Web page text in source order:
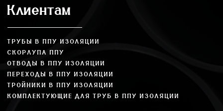
Клиентам
ТРУБЫ В ППУ ИЗОЛЯЦИИ
СКОРЛУПА ППУ
ОТВОДЫ В ППУ ИЗОЛЯЦИИ
ПЕРЕХОДЫ В ППУ ИЗОЛЯЦИИ
ТРОЙНИКИ В ППУ ИЗОЛЯЦИИ
КОМПЛЕКТУЮЩИЕ ДЛЯ ТРУБ В ППУ ИЗОЛЯЦИИ